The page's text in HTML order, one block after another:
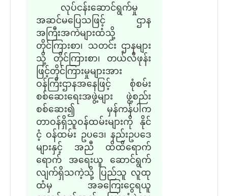
လုပ်ငန်းဆောင်ရွက်မှု
အဆင်မပြေသဖြင့် ဌာန
အကြီးအကဲများထံသို့
တိုင်ကြားစာ၊ သတင်း ဌာနများ
သို့ တိုင်ကြားစာ၊ တယ်လီဖုန်း
ဖြင့်တိုင်ကြားမှုများအား
ဝန်ကြီးဌာနအနေဖြင့် စုံစမ်း
စစ်ဆေးရေးအဖွဲ့များ ဖွဲ့စည်း
စစ်ဆေး၍ မှန်ကန်ပါက
တာဝန်ရှိသူဝန်ထမ်းများကို နိုင်
ငံ့ ဝန်ထမ်း ဥပဒေ၊ နည်းဥပဒေ
များနှင့် အညီ ထိထိရောက်
ရောက် အရေးယူ ဆောင်ရွက်
လျက်ရှိသကဲ့သို့ ပြည်သူ လူထု
ထံမှ အခကြေးငွေရယူ